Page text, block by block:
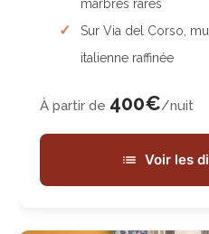
marbres rares
Sur Via del Corso,
italienne raffinée
À partir de 400€/nuit
Voir les